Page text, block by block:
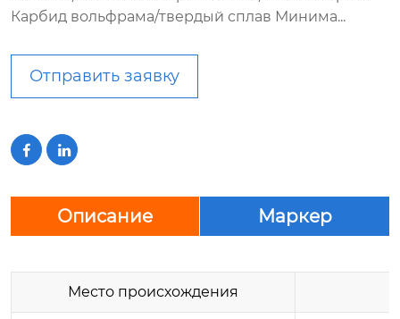
Карбид вольфрама/твердый сплав Минима...
Отправить заявку
 
Описание Маркер
Место происхождения